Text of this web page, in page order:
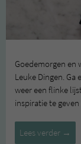
Goedemorgen en
Leuke Dingen.
weer een flinke
inspiratie te
Lees verder Leuke
→